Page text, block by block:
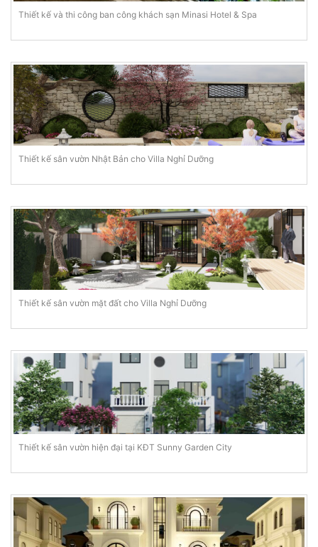
Thiết kế và thi công ban công khách sạn Minasi Hotel & Spa
Thiết kế sân vườn Nhật Bản cho Villa Nghỉ Dưỡng
Thiết kế sân vườn mặt đất cho Villa Nghỉ Dưỡng
Thiết kế sân vườn hiện đại tại KĐT Sunny Garden City